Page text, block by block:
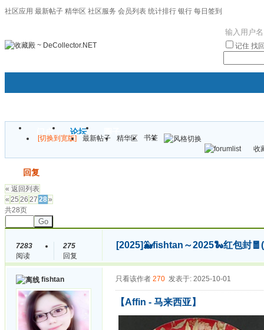
社区应用 最新帖子 精华区 社区服务 会员列表 统计排行 银行 每日签到
记住 找
门户 论坛
[切换到宽版] 最新帖子 精华区
书签
收
回复
« 返回列表
« 25 26 27 28»
共28页
Go
7283
阅读
275
回复
[2025]🐳fishtan～2025🐍红包封
fishtan 只看该作者 270 发表于: 2025-10-01
【Affin - 马来西亚】